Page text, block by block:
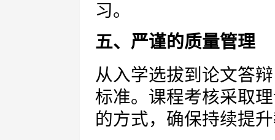
习。
五、严谨的质量管理
从入学选拔到论文答
标准。课程考核采取
的方式，确保持续提